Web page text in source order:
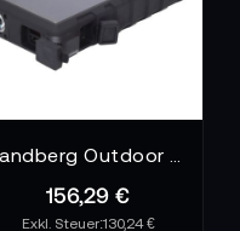
156,29 €
130,24 €